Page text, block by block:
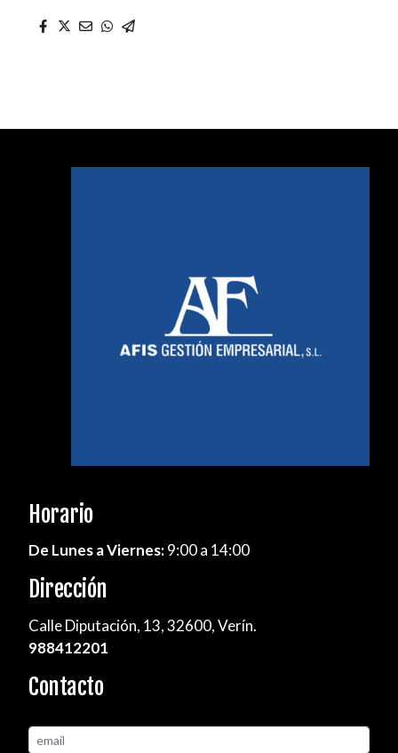
Horario
De Lunes a Viernes:9:00 a 14:00
Dirección
Calle Diputación, 13, 32600, Verín.
988412201
Contacto